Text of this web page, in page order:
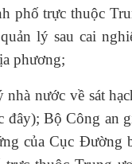
phố trực thuộc
lý sau cai
phương;
nước về sát
Bộ Công an
của Cục Đường